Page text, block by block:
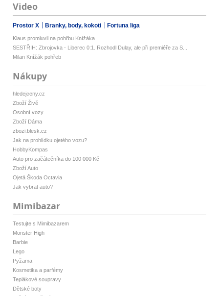
Video
Prostor X Branky, body, kokoti Fortuna liga
Klaus promluvil na pohřbu Knížáka
SESTŘIH: Zbrojovka - Liberec 0:1. Rozhodl Dulay, ale při premiéře za S...
Milan Knížák pohřeb
Nákupy
hledejceny.cz
Zboží Živě
Osobní vozy
Zboží Dáma
zbozi.blesk.cz
Jak na prohlídku ojetého vozu?
HobbyKompas
Auto pro začátečníka do 100 000 Kč
Zboží Auto
Ojetá Škoda Octavia
Jak vybrat auto?
Mimibazar
Testujte s Mimibazarem
Monster High
Barbie
Lego
Pyžama
Kosmetika a parfémy
Teplákové soupravy
Dětské boty